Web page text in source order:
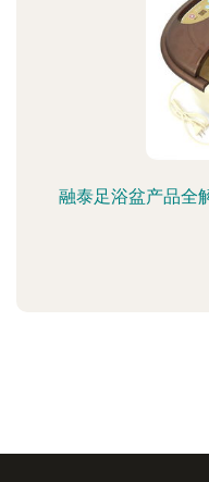
融泰足浴盆产品全